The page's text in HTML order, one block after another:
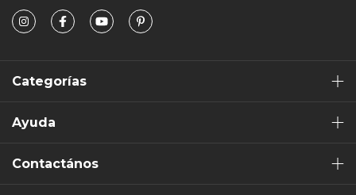
Categorías
Ayuda
Contactános